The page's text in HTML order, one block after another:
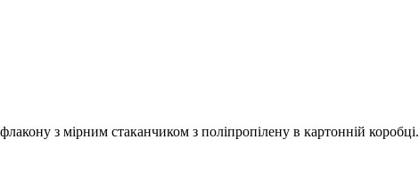
з мірним стаканчиком з поліпропілену в картонній коробці.